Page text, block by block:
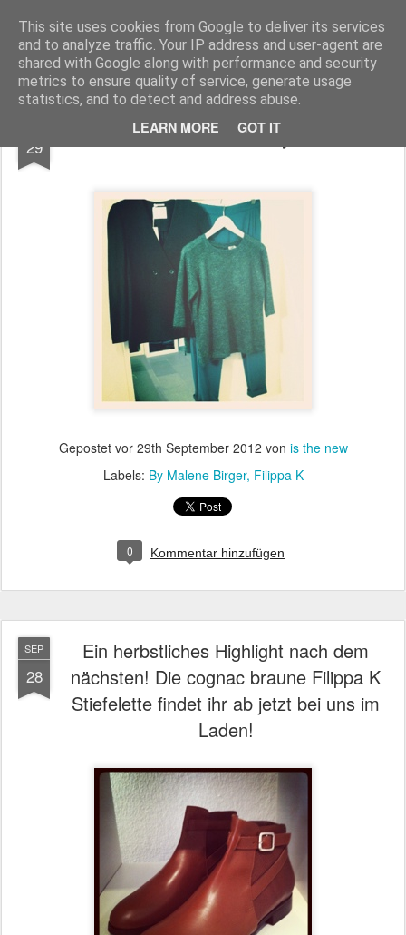
This site uses cookies from Google to deliver its services
and to analyze traffic. Your IP address and user-agent are
shared with Google along with performance and security
metrics to ensure quality of service, generate usage
statistics, and to detect and address abuse.
LEARN MORE GOT IT
IS THE NEW IS THE NEW wurde im August 2011 gegründet: IS THE NEW ist eine internationale Begegnung mit angesagten, bekannten und neu entdeckten Labels, die den Ansprüchen der heutigen Fashionistas gerecht werden: qualitativ hochwertige Materialen treffen auf einen cleanen, modernen Look!
29 Outfit of the day
Gepostet vor 29th September 2012 von is the new
Labels: By Malene Birger Filippa K
0 Kommentar hinzufügen
SEP
28
Ein herbstliches Highlight nach dem
nächsten! Die cognac braune Filippa K
Stiefelette findet ihr ab jetzt bei uns im
Laden!